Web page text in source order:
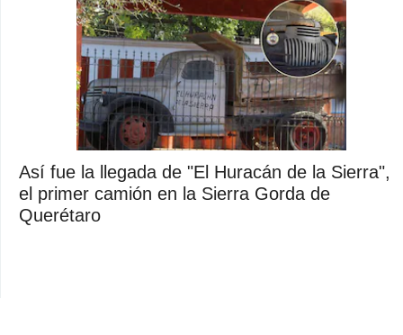
Así fue la llegada de "El Huracán de la Sierra",
el primer camión en la Sierra Gorda de
Querétaro